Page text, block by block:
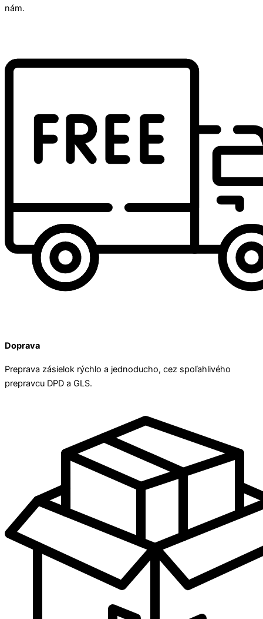
nám.
Doprava
Preprava zásielok rýchlo a jednoducho, cez spoľahlivého
prepravcu DPD a GLS.